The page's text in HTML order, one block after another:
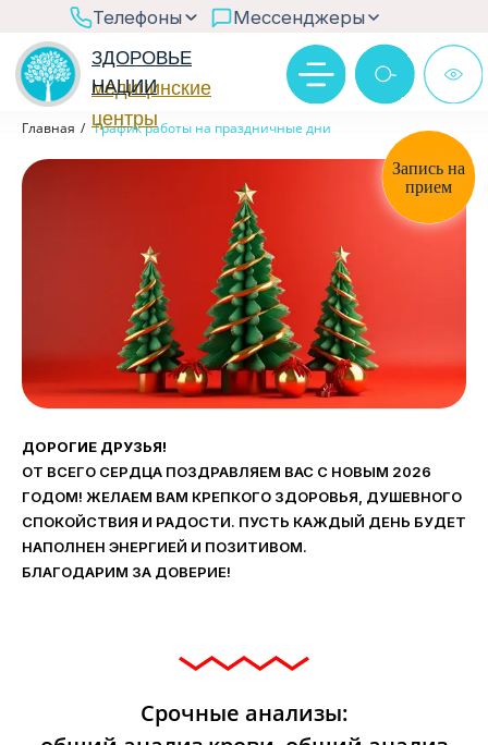
медицинские
центры
НАЦИИ
Телефоны Мессенджеры
Через бот MAX
Главная / График работы на праздничные дни
ДОРОГИЕ ДРУЗЬЯ!
ОТ ВСЕГО СЕРДЦА ПОЗДРАВЛЯЕМ ВАС С НОВЫМ 2026
ГОДОМ! ЖЕЛАЕМ ВАМ КРЕПКОГО ЗДОРОВЬЯ, ДУШЕВНОГО
СПОКОЙСТВИЯ И РАДОСТИ. ПУСТЬ КАЖДЫЙ ДЕНЬ БУДЕТ
НАПОЛНЕН ЭНЕРГИЕЙ И ПОЗИТИВОМ.
БЛАГОДАРИМ ЗА ДОВЕРИЕ!
Срочные анализы:
Запись на
прием